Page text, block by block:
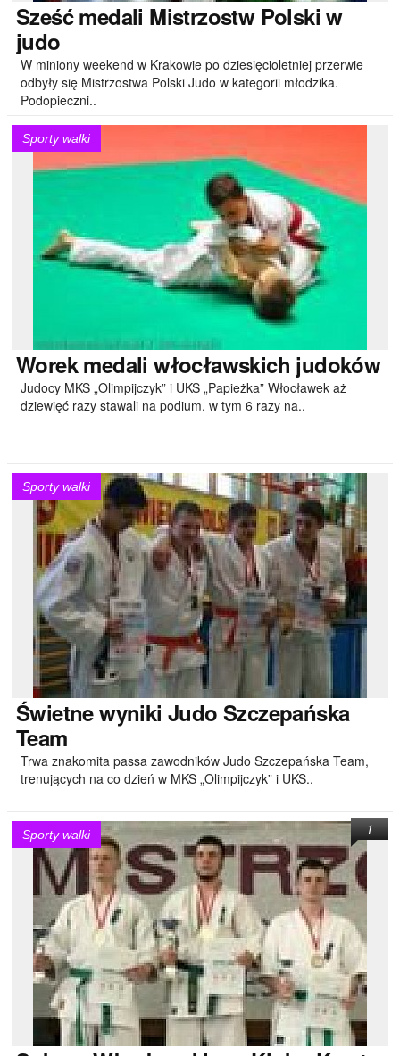
Sześćmedali Mistrzostw Polski w
judo
W miniony weekend w Krakowie po dziesięcioletniej przerwie
odbyły się Mistrzostwa Polski Judo w kategorii młodzika.
Podopieczni..
Sporty walki
Worekmedali włocławskich judoków
Judocy MKS „Olimpijczyk” i UKS „Papieżka” Włocławek aż
dziewięć razy stawali na podium, w tym 6 razy na..
Sporty walki
Świetnewyniki Judo Szczepańska
Team
Trwa znakomita passa zawodników Judo Szczepańska Team,
trenujących na co dzień w MKS „Olimpijczyk” i UKS..
Sporty walki 1